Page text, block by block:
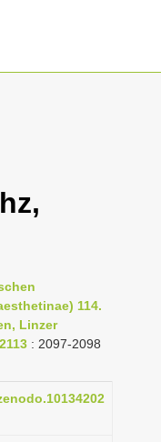
114.
Linzer
: 2097-2098